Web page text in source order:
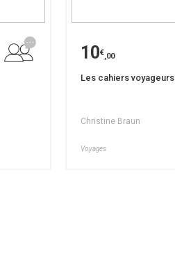
10€,00
Les cahiers voyageurs
Christine Braun
Voyages